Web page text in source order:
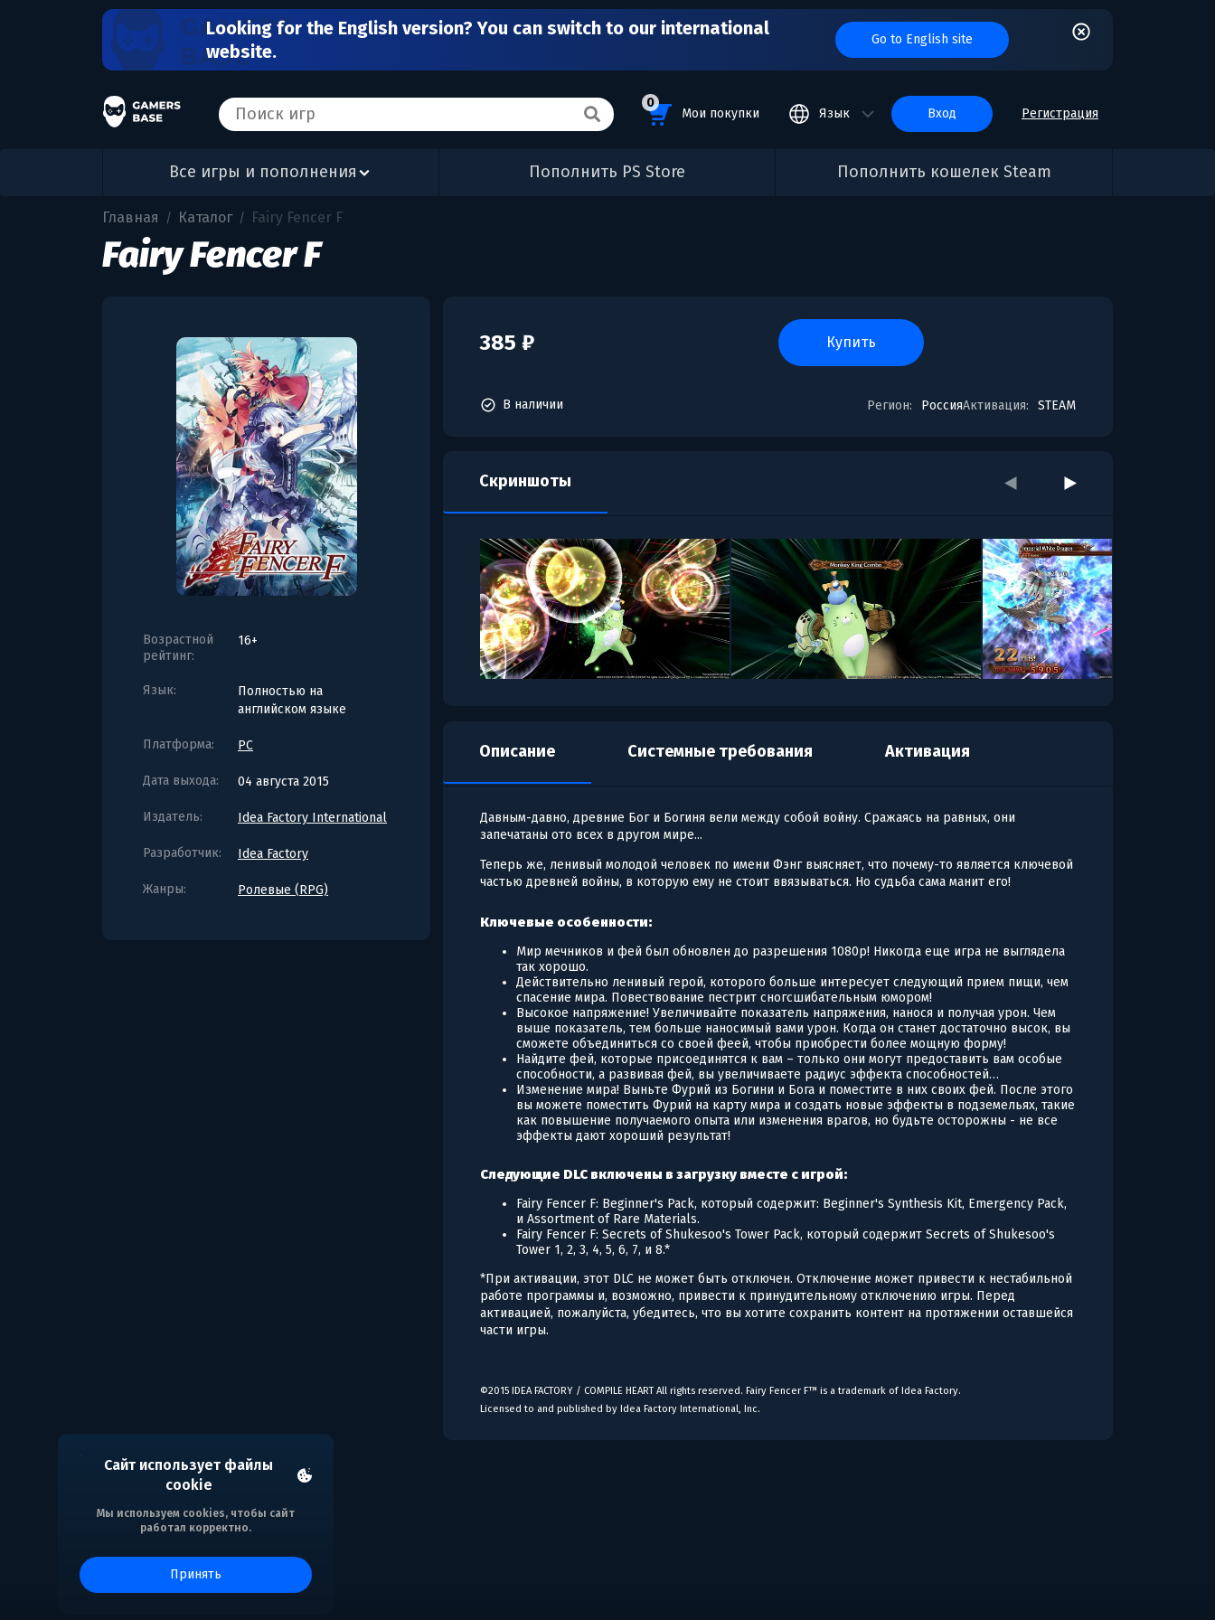
Looking for the English version? You can switch to our international
website.
Go to English site
0
Мои покупки Язык вход Регистрация
Все игры и пополнения Пополнить PS Store Пополнить кошелек Steam
Сайт использует файлы
cookie
Мы используем cookies, чтобы сайт
работал корректно.
принять
Главная / Каталог / Fairy Fencer F
Fairy Fencer F
Возрастной
рейтинг:
16+
Язык:
Полностью на
английском языке
Платформа: PC
Дата выхода: 04 августа 2015
Издатель: Idea Factory International
Разработчик: Idea Factory
Жанры: Ролевые (RPG)
385 ₽ купить
Регион: РоссияАктивация: STEAM
В наличии
Скриншоты
Описание Системные требования Активация
Давным-давно, древние Бог и Богиня вели между собой войну. Сражаясь на равных, они
запечатаны ото всех в другом мире...
Теперь же, ленивый молодой человек по имени Фэнг выясняет, что почему-то является ключевой
частью древней войны, в которую ему не стоит ввязываться. Но судьба сама манит его!
Ключевые особенности:
Мир мечников и фей был обновлен до разрешения 1080p! Никогда еще игра не выглядела
так хорошо.
Действительно ленивый герой, которого больше интересует следующий прием пищи, чем
спасение мира. Повествование пестрит сногсшибательным юмором!
Высокое напряжение! Увеличивайте показатель напряжения, нанося и получая урон. Чем
выше показатель, тем больше наносимый вами урон. Когда он станет достаточно высок, вы
сможете объединиться со своей феей, чтобы приобрести более мощную форму!
Найдите фей, которые присоединятся к вам – только они могут предоставить вам особые
способности, а развивая фей, вы увеличиваете радиус эффекта способностей…
Изменение мира! Выньте Фурий из Богини и Бога и поместите в них своих фей. После этого
вы можете поместить Фурий на карту мира и создать новые эффекты в подземельях, такие
как повышение получаемого опыта или изменения врагов, но будьте осторожны - не все
эффекты дают хороший результат!
Следующие DLC включены в загрузку вместе с игрой:
Fairy Fencer F: Beginner's Pack, который содержит: Beginner's Synthesis Kit, Emergency Pack,
и Assortment of Rare Materials.
Fairy Fencer F: Secrets of Shukesoo's Tower Pack, который содержит Secrets of Shukesoo's
Tower 1, 2, 3, 4, 5, 6, 7, и 8.*
*При активации, этот DLC не может быть отключен. Отключение может привести к нестабильной
работе программы и, возможно, привести к принудительному отключению игры. Перед
активацией, пожалуйста, убедитесь, что вы хотите сохранить контент на протяжении оставшейся
части игры.
©2015 IDEA FACTORY / COMPILE HEART All rights reserved. Fairy Fencer F™ is a trademark of Idea Factory.
Licensed to and published by Idea Factory International, Inc.